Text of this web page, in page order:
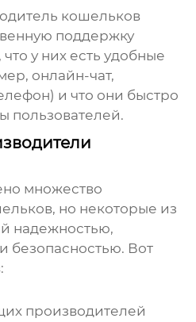
кошельков
поддержку
у них есть удобные
онлайн-чат,
и что они быстро
пользователей.
множество
, но некоторые из
надежностью,
безопасностью. Вот
производителей